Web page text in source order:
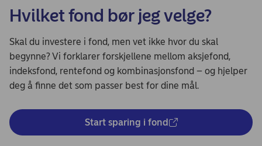
Hvilket fond bør jeg velge?
Skal du investere i fond, men vet ikke hvor du skal
begynne? Vi forklarer forskjellene mellom aksjefond,
indeksfond, rentefond og kombinasjonsfond – og hjelper
deg å finne det som passer best for dine mål.
Start sparing i fond